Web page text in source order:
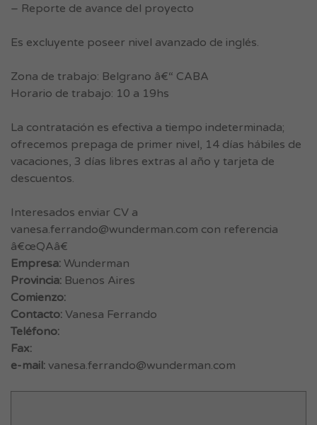
– Reporte de avance del proyecto
Es excluyente poseer nivel avanzado de inglés.
Zona de trabajo: Belgrano â€“ CABA
Horario de trabajo: 10 a 19hs
La contratación es efectiva a tiempo indeterminada;
ofrecemos prepaga de primer nivel, 14 días hábiles de
vacaciones, 3 días libres extras al año y tarjeta de
descuentos.
Interesados enviar CV a
vanesa.ferrando@wunderman.com con referencia
â€œQAâ€
Empresa: Wunderman
Provincia: Buenos Aires
Comienzo:
Contacto: Vanesa Ferrando
Teléfono:
Fax:
e-mail: vanesa.ferrando@wunderman.com